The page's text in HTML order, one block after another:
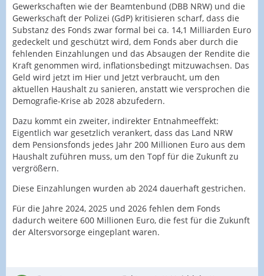
Gewerkschaften wie der Beamtenbund (DBB NRW) und die
Gewerkschaft der Polizei (GdP) kritisieren scharf, dass die
Substanz des Fonds zwar formal bei ca. 14,1 Milliarden Euro
gedeckelt und geschützt wird, dem Fonds aber durch die
fehlenden Einzahlungen und das Absaugen der Rendite die
Kraft genommen wird, inflationsbedingt mitzuwachsen. Das
Geld wird jetzt im Hier und Jetzt verbraucht, um den
aktuellen Haushalt zu sanieren, anstatt wie versprochen die
Demografie-Krise ab 2028 abzufedern.
Dazu kommt ein zweiter, indirekter Entnahmeeffekt:
Eigentlich war gesetzlich verankert, dass das Land NRW
dem Pensionsfonds jedes Jahr 200 Millionen Euro aus dem
Haushalt zuführen muss, um den Topf für die Zukunft zu
vergrößern.
Diese Einzahlungen wurden ab 2024 dauerhaft gestrichen.
Für die Jahre 2024, 2025 und 2026 fehlen dem Fonds
dadurch weitere 600 Millionen Euro, die fest für die Zukunft
der Altersvorsorge eingeplant waren.